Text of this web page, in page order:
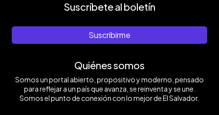
Suscríbete al boletín
Suscribirme
Quiénes somos
Somos un portal abierto, propositivo y moderno, pensado
para reflejar a un país que avanza, se reinventa y se une.
Somos el punto de conexión con lo mejor de El Salvador.